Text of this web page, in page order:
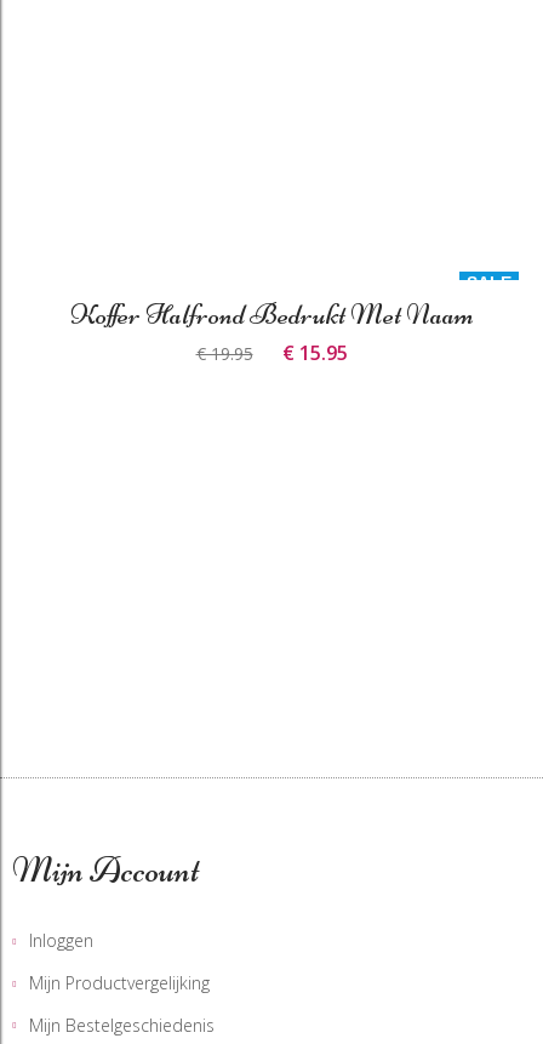
SALE
Koffer Halfrond Bedrukt Met Naam
€ 19.95 € 15.95
Mijn Account
Inloggen
Mijn Productvergelijking
Mijn Bestelgeschiedenis